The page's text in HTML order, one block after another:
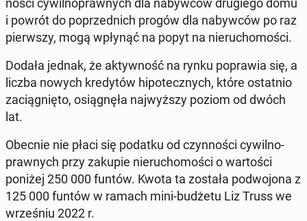
no­ści cy­wil­no­praw­nych dla na­byw­ców dru­gie­go domu
i powrót do po­przed­nich progów dla na­byw­ców po raz
pierw­szy, mogą wpłynąć na popyt na nie­ru­cho­mo­ści.
Dodała jednak, że ak­tyw­ność na rynku po­pra­wia się, a
liczba nowych kre­dy­tów hi­po­tecz­nych, które ostat­nio
za­cią­gnię­to, osią­gnę­ła naj­wyż­szy poziom od dwóch
lat.
Obecnie nie płaci się podatku od czyn­no­ści cy­wil­no­
praw­nych przy zakupie nie­ru­cho­mo­ści o war­to­ści
poniżej 250 000 funtów. Kwota ta została po­dwo­jo­na z
125 000 funtów w ramach mini-budżetu Liz Truss we
wrze­śniu 2022 r.